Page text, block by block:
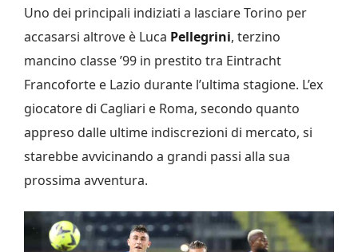
Uno dei principali indiziati a lasciare Torino per
accasarsi altrove è Luca Pellegrini, terzino
mancino classe ’99 in prestito tra Eintracht
Francoforte e Lazio durante l’ultima stagione. L’ex
giocatore di Cagliari e Roma, secondo quanto
appreso dalle ultime indiscrezioni di mercato, si
starebbe avvicinando a grandi passi alla sua
prossima avventura.